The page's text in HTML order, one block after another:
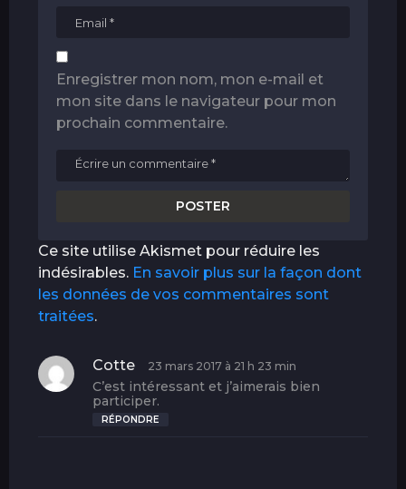
Enregistrer mon nom, mon e-mail et
mon site dans le navigateur pour mon
prochain commentaire.
Ce site utilise Akismet pour réduire les
indésirables. En savoir plus sur la façon dont
les données de vos commentaires sont
traitées.
Cotte
i
t
23 mars 2017 à 21 h 23 min
C’est intéressant et j’aimerais bien
participer.
RÉPONDRE